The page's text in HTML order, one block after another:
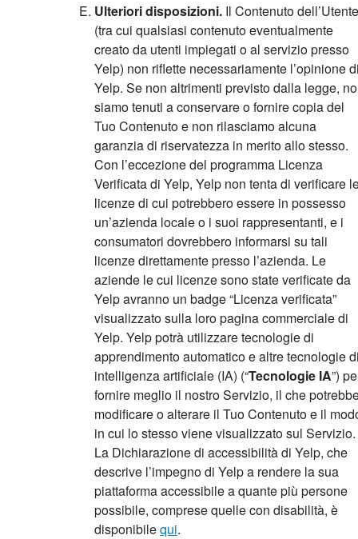
Ulteriori disposizioni. Il Contenuto dell’Utente
(tra cui qualsiasi contenuto eventualmente
creato da utenti impiegati o al servizio presso
Yelp) non riflette necessariamente l’opinione
Yelp. Se non altrimenti previsto dalla legge,
siamo tenuti a conservare o fornire copia del
Tuo Contenuto e non rilasciamo alcuna
garanzia di riservatezza in merito allo stesso.
Con l’eccezione del programma Licenza
Verificata di Yelp, Yelp non tenta di verificare
licenze di cui potrebbero essere in possesso
un’azienda locale o i suoi rappresentanti, e i
consumatori dovrebbero informarsi su tali
licenze direttamente presso l’azienda. Le
aziende le cui licenze sono state verificate da
Yelp avranno un badge “Licenza verificata”
visualizzato sulla loro pagina commerciale di
Yelp. Yelp potrà utilizzare tecnologie di
apprendimento automatico e altre tecnologie
intelligenza artificiale (IA) (“Tecnologie IA”)
fornire meglio il nostro Servizio, il che
modificare o alterare il Tuo Contenuto e il
in cui lo stesso viene visualizzato sul Servizio.
La Dichiarazione di accessibilità di Yelp, che
descrive l’impegno di Yelp a rendere la sua
piattaforma accessibile a quante più persone
possibile, comprese quelle con disabilità, è
disponibilequi.